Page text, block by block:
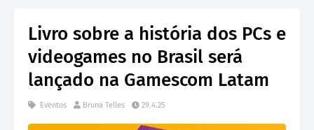
Livro sobre a história dos PCs e
videogames no Brasil será
lançado na Gamescom Latam
Eventos Bruna Telles 29.4.25